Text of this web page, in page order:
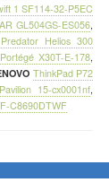
1 SF114-32-P5EC
GL504GS-ES056,
Predator Helios 300
Portégé X30T-E-178,
ThinkPad P72
15-cx0001nf,
C8690DTWF